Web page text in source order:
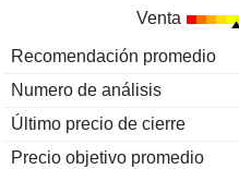
Venta
Recomendación promedio
Numero de análisis
Último precio de cierre
Precio objetivo promedio